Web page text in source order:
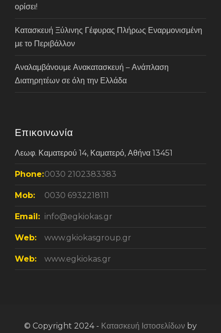
ορίσει!
Κατασκευή Ξύλινης Γέφυρας Πλήρως Εναρμονισμένη
με το Περιβάλλον
Αναλαμβάνουμε Ανακατασκευή – Ανάπλαση
Διατηρητέων σε όλη την Ελλάδα
Επικοινωνία
Λεωφ. Καματερού 14, Καματερό, Αθήνα 13451
Phone:0030 2102383383
Mob: 0030 6932218111
Email: info@egkiokas.gr
Web: www.gkiokasgroup.gr
Web: www.egkiokas.gr
© Copyright 2024 - Κατασκευή Ιστοσελίδων by